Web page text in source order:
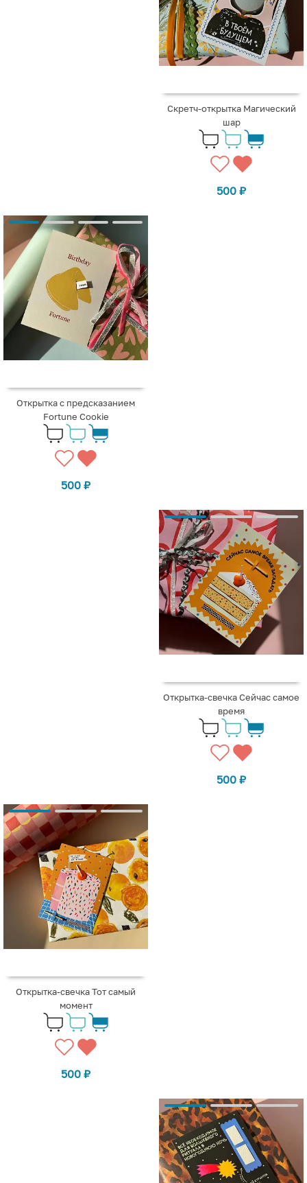
Скретч-открытка Магический
шар
500 ₽
Открытка с предсказанием
Fortune Cookie
500 ₽
Открытка-свечка Сейчас самое
время
500 ₽
Открытка-свечка Тот самый
момент
500 ₽